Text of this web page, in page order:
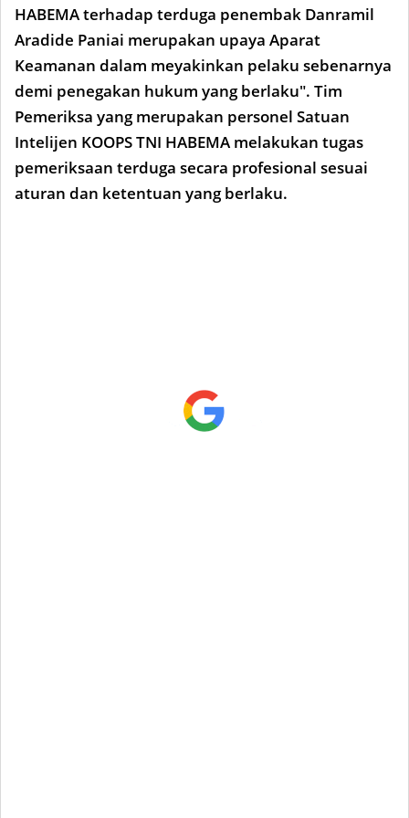
HABEMA terhadap terduga penembak Danramil
Aradide Paniai merupakan upaya Aparat
Keamanan dalam meyakinkan pelaku sebenarnya
demi penegakan hukum yang berlaku". Tim
Pemeriksa yang merupakan personel Satuan
Intelijen KOOPS TNI HABEMA melakukan tugas
pemeriksaan terduga secara profesional sesuai
aturan dan ketentuan yang berlaku.